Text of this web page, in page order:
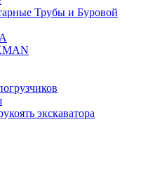
Трубы и Буровой
экскаватора